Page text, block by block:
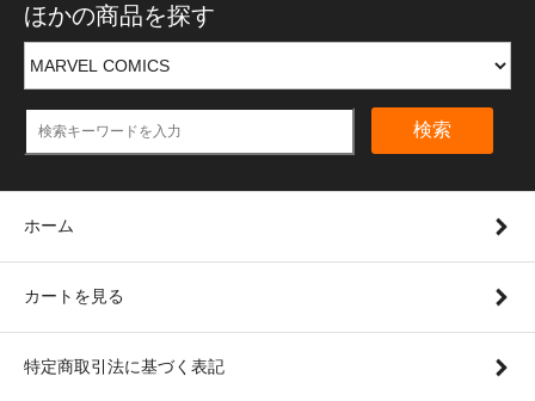
ほかの商品を探す
検索
ホーム
カートを見る
特定商取引法に基づく表記